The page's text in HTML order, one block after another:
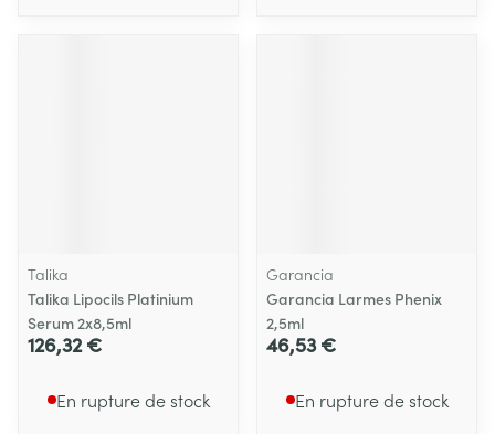
Talika
Talika Lipocils Platinium
Serum 2x8,5ml
126,32 €
En rupture de stock
Garancia
Garancia Larmes Phenix
2,5ml
46,53 €
En rupture de stock